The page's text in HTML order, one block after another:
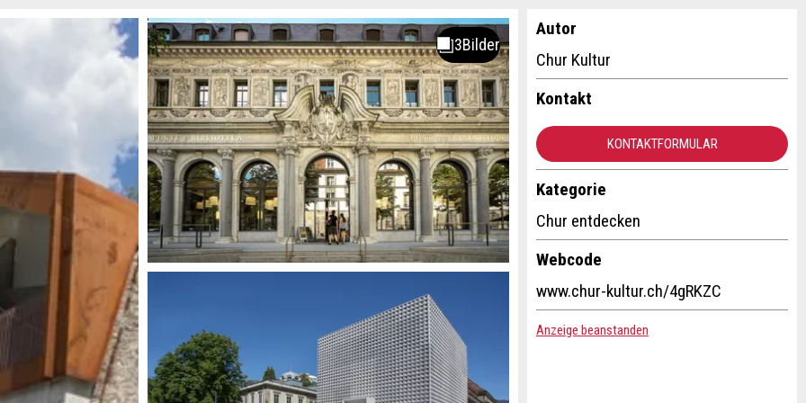
Autor
Chur Kultur
Kontakt
KONTAKTFORMULAR
Kategorie
Chur entdecken
Webcode
www.chur-kultur.ch/4gRKZC
Anzeige beanstanden